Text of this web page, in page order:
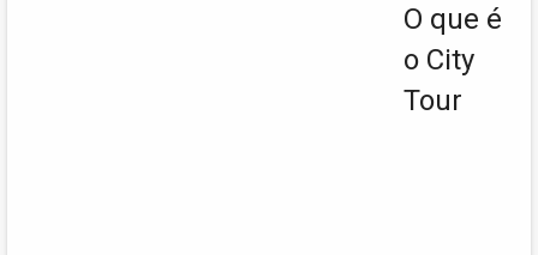
O que é
o City
Tour